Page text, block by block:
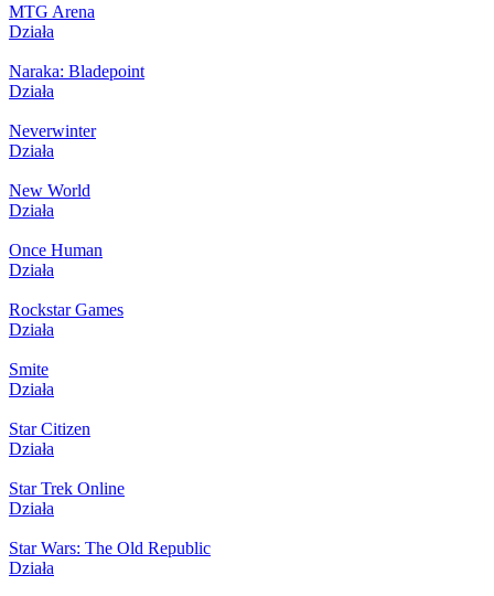
MTG Arena
Działa
Naraka: Bladepoint
Działa
Neverwinter
Działa
New World
Działa
Once Human
Działa
Rockstar Games
Działa
Smite
Działa
Star Citizen
Działa
Star Trek Online
Działa
Star Wars: The Old Republic
Działa